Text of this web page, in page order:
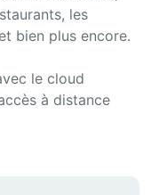
les
bien plus encore.
le cloud
à distance